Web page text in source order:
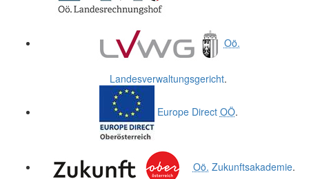
Oö.
Landesverwaltungsgericht.
Europe Direct OÖ.
Oö. Zukunftsakademie.